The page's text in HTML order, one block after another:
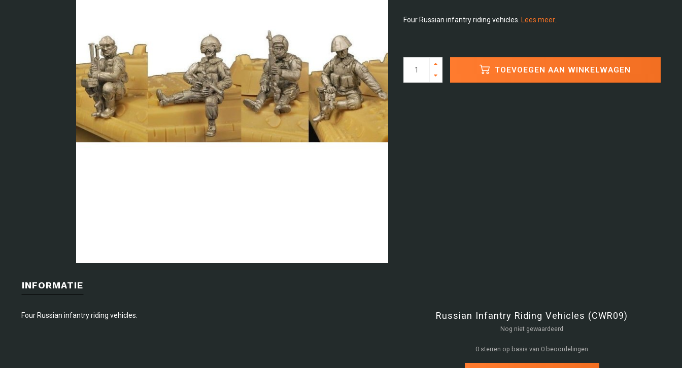
Four Russian infantry riding vehicles. Lees meer..
TOEVOEGEN AAN WINKELWAGEN
INFORMATIE
Four Russian infantry riding vehicles. Russian Infantry Riding Vehicles (CWR09)
Nog niet gewaardeerd
0 sterren op basis van 0 beoordelingen